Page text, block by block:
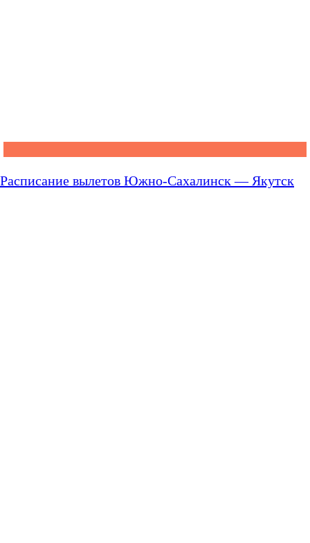
Расписание вылетов Южно-Сахалинск — Якутск